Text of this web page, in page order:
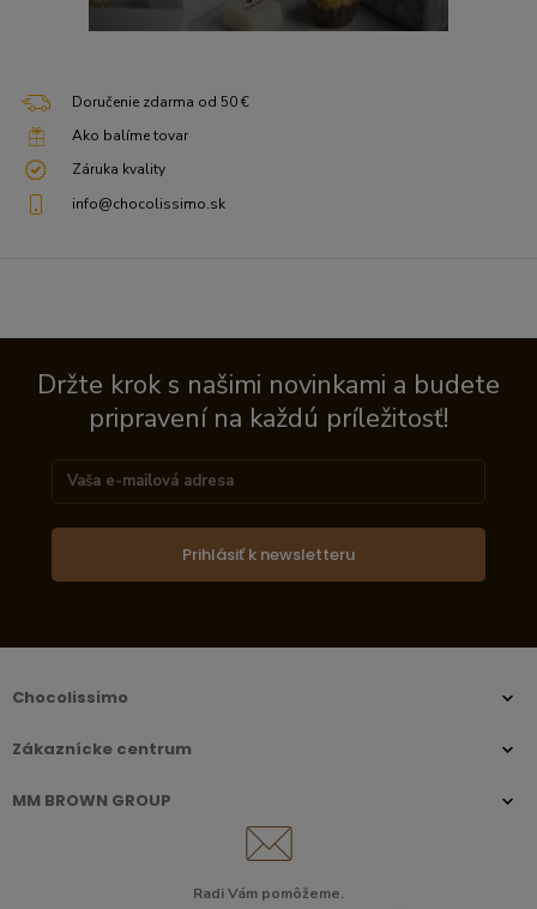
Doručenie zdarma od 50 €
Ako balíme tovar
Záruka kvality
info@chocolissimo.sk
Držte krok s našimi novinkami a budete
pripravení na každú príležitosť!
Prihlásiť k newsletteru
Chocolissimo
Zákaznícke centrum
MM BROWN GROUP
Radi Vám pomôžeme.​